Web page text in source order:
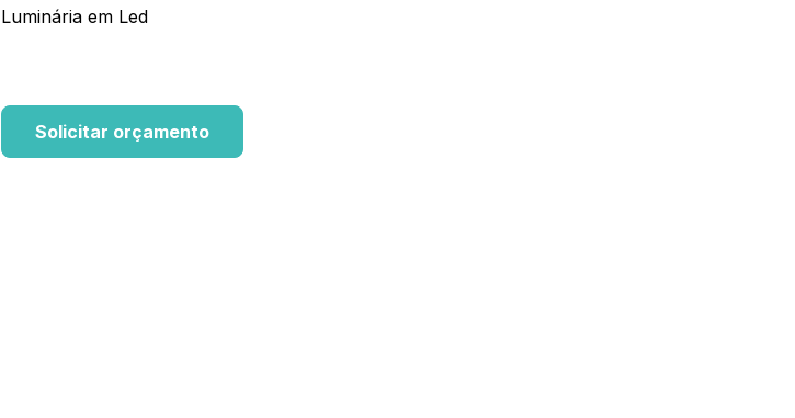
Luminária em Led
Solicitar orçamento